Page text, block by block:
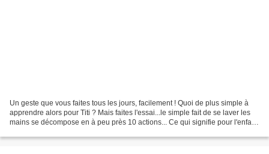
Un geste que vous faites tous les jours, facilement ! Quoi de plus simple à
apprendre alors pour Titi ? Mais faites l'essai...le simple fait de se laver les
mains se décompose en à peu près 10 actions... Ce qui signifie pour l'enfant